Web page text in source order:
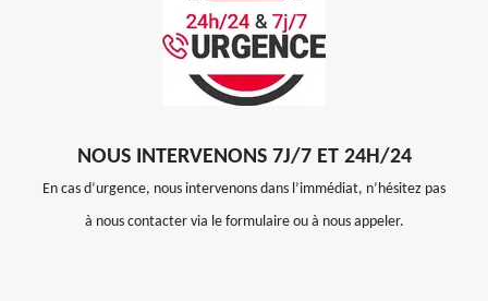
NOUS INTERVENONS 7J/7 ET 24H/24
En cas d’urgence, nous intervenons dans l’immédiat, n’hésitez pas
à nous contacter via le formulaire ou à nous appeler.